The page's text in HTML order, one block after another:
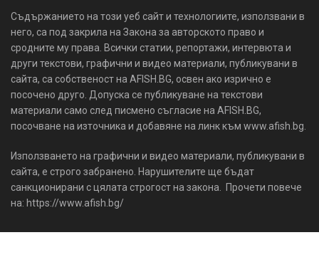
Съдържанието на този уеб сайт и технологиите, използвани в
него, са под закрила на Закона за авторското право и
сродните му права. Всички статии, репортажи, интервюта и
други текстови, графични и видео материали, публикувани в
сайта, са собственост на AFISH.BG, освен ако изрично е
посочено друго. Допуска се публикуване на текстови
материали само след писмено съгласие на AFISH.BG,
посочване на източника и добавяне на линк към www.afish.bg.
Използването на графични и видео материали, публикувани в
сайта, е строго забранено. Нарушителите ще бъдат
санкционирани с цялата строгост на закона. Прочети повече
на: https://www.afish.bg/